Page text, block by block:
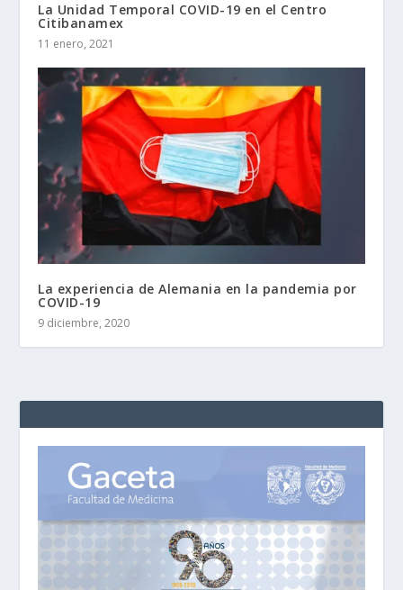
La Unidad Temporal COVID-19 en el Centro
Citibanamex
11 enero, 2021
La experiencia de Alemania en la pandemia por
COVID-19
9 diciembre, 2020